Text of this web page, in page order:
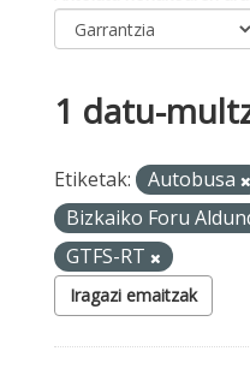
1 datu-
Etiketak: Autobusa
Bizkaiko Foru
GTFS-RT
Iragazi emaitzak